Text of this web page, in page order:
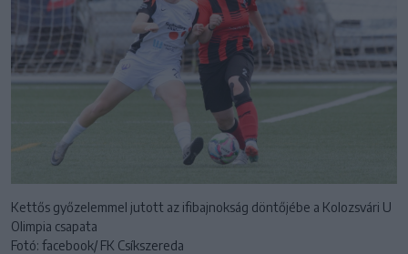
Kettős győzelemmel jutott az ifibajnokság döntőjébe a Kolozsvári U
Olimpia csapata
Fotó: facebook/ FK Csíkszereda